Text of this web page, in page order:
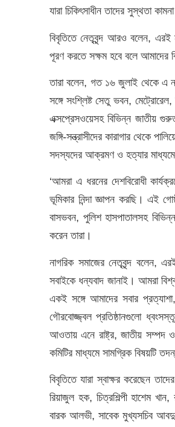
যারা চিকিৎসাধীন তাদের সুস্থতা
বিবৃতিতে নেতৃবৃন্দ আরও বলেন, এরই
পূরণ করতে সক্ষম হবে বলে আমাদের
তারা বলেন, গত ১৬ জুলাই থেকে এ
সঙ্গে সংশ্লিষ্ট সেতু ভবন, মেট্রোরেল,
এক্সপ্রেসওয়েসহ বিভিন্ন জাতীয়
জঙ্গি-সন্ত্রাসীদের কারাগার থেকে
সদস্যদের আক্রমণ ও হত্যার
‘আমরা এ ধরনের দেশবিরোধী
ভূমিকার নিন্দা জ্ঞাপন করছি। এই
বাসভবন, পুলিশ হাসপাতালসহ
করেন তারা।
নাগরিক সমাজের নেতৃবৃন্দ বলেন,
সবাইকে ধন্যবাদ জানাই। আমরা
একই সঙ্গে আমাদের সবার প্রত্যাশা,
গৌরবোজ্জ্বল প্রতিষ্ঠানগুলো
আওতায় এনে রাষ্ট্র, জাতীয় সম্পদ
কমিটির মাধ্যমে সামগ্রিক বিষয়টি
বিবৃতিতে যারা স্বাক্ষর করেছেন
রিয়াজুল হক, চিত্রশিল্পী হাশেম
বারক আলভী, সাবেক মুখ্যসচিব